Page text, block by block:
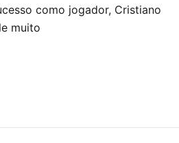
como jogador, Cristiano
muito